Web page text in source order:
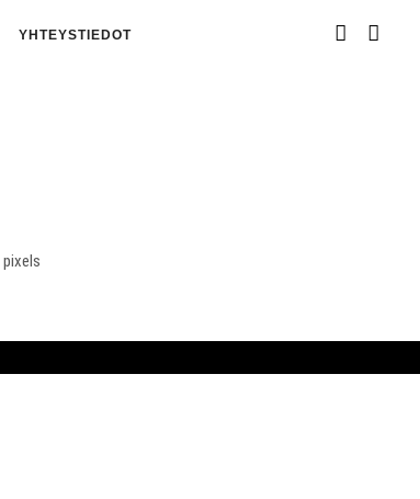
YHTEYSTIEDOT
pixels